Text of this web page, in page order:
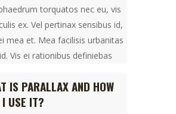
torquatos nec eu, vis
ex. Vel pertinax sensibus id,
mea et. Mea facilisis urbanitas
Vis ei rationibus definiebas
IS PARALLAX AND HOW
I USE IT?